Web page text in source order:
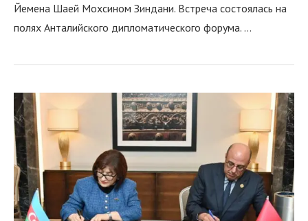
Йемена Шаей Мохсином Зиндани. Встреча состоялась на
полях Анталийского дипломатического форума. …